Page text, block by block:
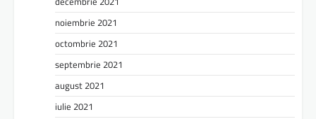
noiembrie 2021
octombrie 2021
septembrie 2021
august 2021
iulie 2021